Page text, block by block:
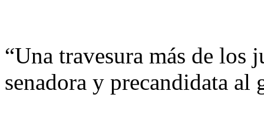
“Una travesura más de los
senadora y precandidata al